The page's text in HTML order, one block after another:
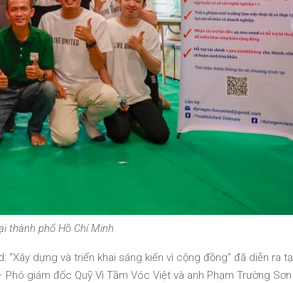
thành phố Hồ Chí Minh
dựng và triển khai sáng kiến vì cộng đồng” đã diễn ra
giám đốc Quỹ Vì Tầm Vóc Việt và anh Phạm Trường Sơn